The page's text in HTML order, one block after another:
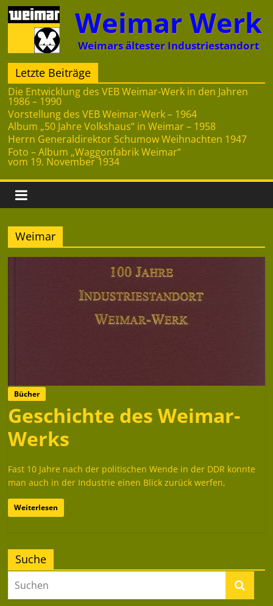
Zum
Inhalt
springen
Weimar Werk
Weimars ältester Industriestandort
Letzte Beiträge
Die Entwicklung des VEB Weimar-Werk in den Jahren
1986 – 1990
Vorstellung des VEB Weimar-Werk – 1964
Album „50 Jahre Volkshaus“ in Weimar – 1958
Herrn Generaldirektor Schumow Weihnachten 1947
Foto – Album „Waggonfabrik Weimar“
vom 19. November 1934
Weimar
Bücher
Geschichte des Weimar-
Werks
Fast 10 Jahre nach der politischen Wende in der DDR konnte
man auch in der Industrie einen Blick zurück werfen,
Weiterlesen
Suche